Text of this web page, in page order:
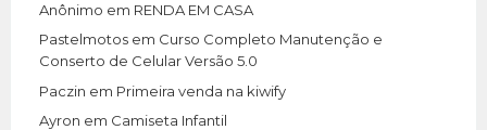
Anônimo em RENDA EM CASA
Pastelmotos em Curso Completo Manutenção e
Conserto de Celular Versão 5.0
Paczin em Primeira venda na kiwify
Ayron em Camiseta Infantil